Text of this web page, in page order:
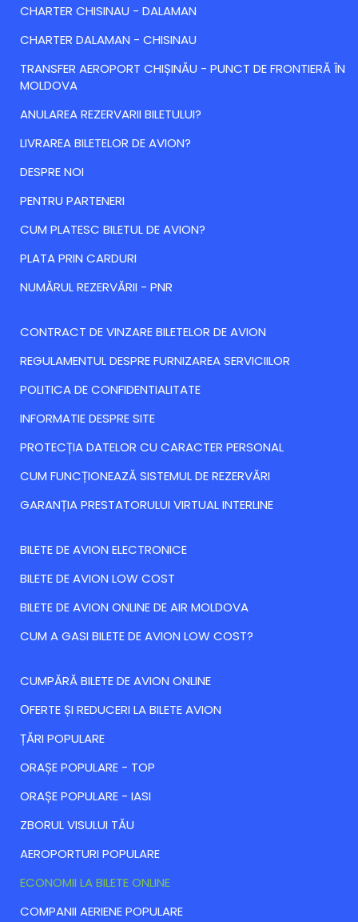
CHARTER CHISINAU - DALAMAN
CHARTER DALAMAN - CHISINAU
TRANSFER AEROPORT CHIȘINĂU - PUNCT DE FRONTIERĂ ÎN
MOLDOVA
ANULAREA REZERVARII BILETULUI?
LIVRAREA BILETELOR DE AVION?
DESPRE NOI
PENTRU PARTENERI
CUM PLATESC BILETUL DE AVION?
PLATA PRIN CARDURI
NUMĂRUL REZERVĂRII - PNR
CONTRACT DE VINZARE BILETELOR DE AVION
REGULAMENTUL DESPRE FURNIZAREA SERVICIILOR
POLITICA DE CONFIDENTIALITATE
INFORMATIE DESPRE SITE
PROTECȚIA DATELOR CU CARACTER PERSONAL
CUM FUNCȚIONEAZĂ SISTEMUL DE REZERVĂRI
GARANȚIA PRESTATORULUI VIRTUAL INTERLINE
BILETE DE AVION ELECTRONICE
BILETE DE AVION LOW COST
BILETE DE AVION ONLINE DE AIR MOLDOVA
CUM A GASI BILETE DE AVION LOW COST?
CUMPĂRĂ BILETE DE AVION ONLINE
ОFERTE ȘI REDUCERI LA BILETE AVION
ȚĂRI POPULARE
ORAȘE POPULARE - TOP
ORAȘE POPULARE - IASI
ZBORUL VISULUI TĂU
AEROPORTURI POPULARE
ECONOMII LA BILETE ONLINE
COMPANII AERIENE POPULARE